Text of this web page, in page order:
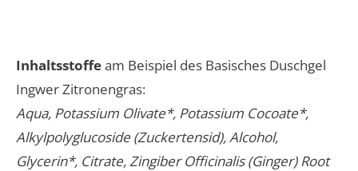
Inhaltsstoffeam Beispiel des Basisches Duschgel
Ingwer Zitronengras:
Aqua, Potassium Olivate*, Potassium Cocoate*,
Alkylpolyglucoside (Zuckertensid), Alcohol,
Glycerin*, Citrate, Zingiber Officinalis (Ginger) Root